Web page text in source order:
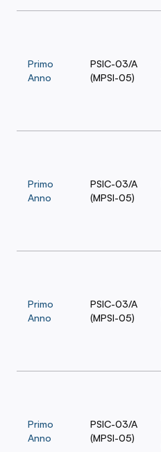
Primo
Anno
PSIC-03/A
(MPSI-05)
Primo
Anno
PSIC-03/A
(MPSI-05)
Primo
Anno
PSIC-03/A
(MPSI-05)
Primo
Anno
PSIC-03/A
(MPSI-05)